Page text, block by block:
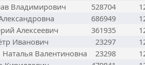
Владимирович 528704
686949
Алексеевич 361935
Иванович 23297
Валентиновна 23298